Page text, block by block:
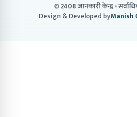
© 2408 जानकारी केन्द्र
Design & Developed byManish